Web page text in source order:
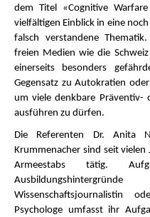
dem Titel «Cognitive
vielfältigen Einblick in eine
falsch verstandene
freien Medien wie die
einerseits besonders
Gegensatz zu Autokratien
um viele denkbare Präventiv-
ausführen zu dürfen.
Die Referenten Dr. Anita
Krummenacher sind seit
Armeestabs tätig.
Wissenschaftsjournalistin
Psychologe umfasst ihr